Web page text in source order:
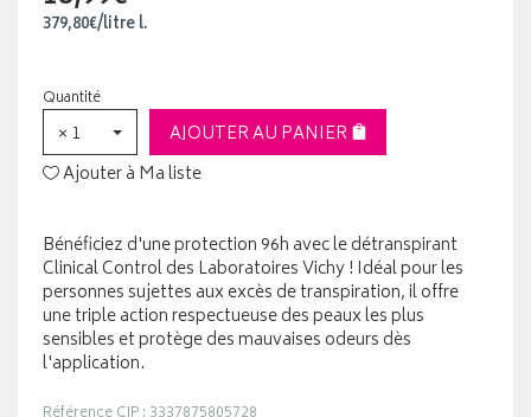
379,80€/litrel.
Quantité
× 1
AJOUTER AU PANIER
Ajouter à Ma liste
Bénéficiez d'une protection 96h avec le détranspirant
Clinical Control des Laboratoires Vichy ! Idéal pour les
personnes sujettes aux excès de transpiration, il offre
une triple action respectueuse des peaux les plus
sensibles et protège des mauvaises odeurs dès
l'application.